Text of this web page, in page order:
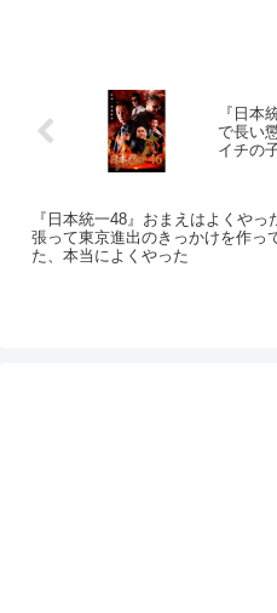
『日本
で長い
イチの
『日本統一48』おまえはよくやっ
張って東京進出のきっかけを作っ
た、本当によくやった